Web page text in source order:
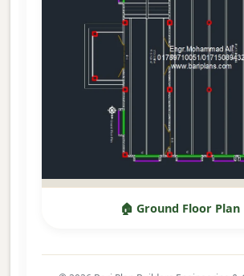
🏠 Ground Floor Plan